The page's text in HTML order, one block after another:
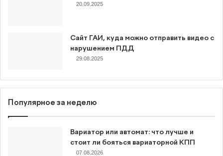
20.09.2025
Сайт ГАИ, куда можно отправить видео с
нарушением ПДД
29.08.2025
Популярное за неделю
Вариатор или автомат: что лучше и
стоит ли бояться вариаторной КПП
07.08.2026